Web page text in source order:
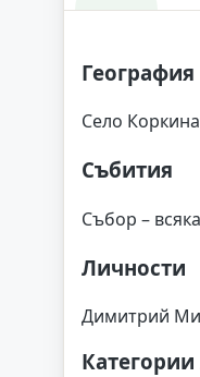
География
Село
Събития
Събор –
Личности
Димитрий
Категории